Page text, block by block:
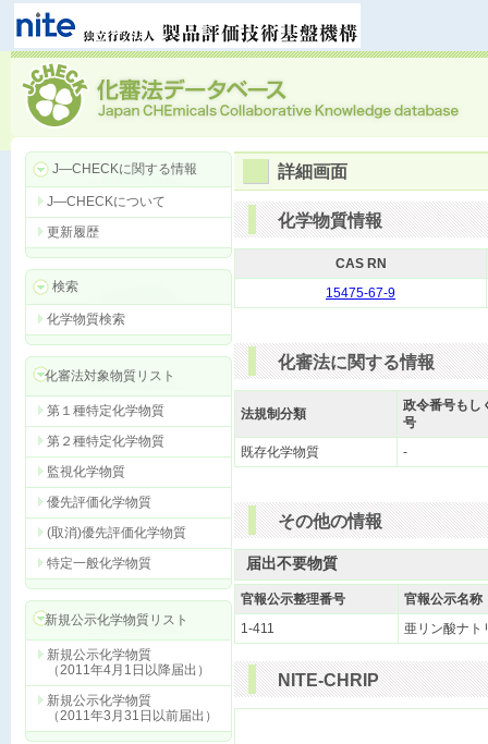
J―CHECKに関する情報
J―CHECKについて
更新履歴
検索
化学物質検索
化審法対象物質リスト
第１種特定化学物質
第２種特定化学物質
監視化学物質
優先評価化学物質
(取消)優先評価化学物質
特定一般化学物質
新規公示化学物質リスト
新規公示化学物質
（2011年4月1日以降届出）
新規公示化学物質
（2011年3月31日以前届出）
詳細画面
化学物質情報
CAS RN
15475-67-9
化審法に関する情報
法規制分類
政令番号もし
号
既存化学物質
-
その他の情報
届出不要物質
官報公示整理番号
官報公示名称
1-411
亜リン酸ナト
NITE-CHRIP